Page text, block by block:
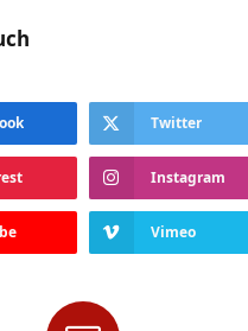
Twitter
Instagram
Vimeo